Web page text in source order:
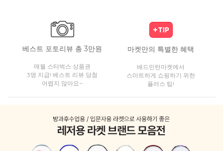
베스트 포토리뷰 총 3만원
매월 스타벅스 상품권
3명 지급! 베스트 리뷰 당첨
어렵지 않아요~
마켓만의 특별한 혜택
배드민턴마켓에서
스마트하게 쇼핑하기 위한
플러스 팁!